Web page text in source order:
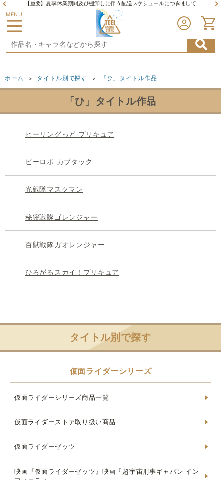
【重要】夏季休業期間及び棚卸しに伴う配送スケジュールにつきまして
MENU
ホーム > タイトル別で探す > 「ひ」タイトル作品
「ひ」タイトル作品
ヒーリングっど プリキュア
ビーロボ カブタック
光戦隊マスクマン
秘密戦隊ゴレンジャー
百獣戦隊ガオレンジャー
ひろがるスカイ！プリキュア
タイトル別で探す
仮面ライダーシリーズ
仮面ライダーシリーズ商品一覧
仮面ライダーストア取り扱い商品
仮面ライダーゼッツ
映画『仮面ライダーゼッツ』映画『超宇宙刑事ギャバン イン